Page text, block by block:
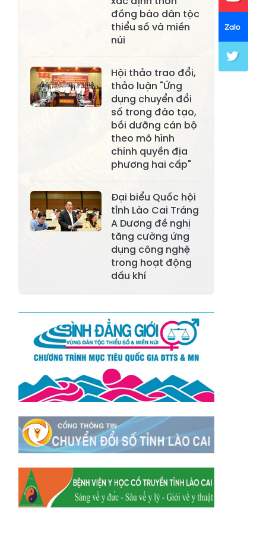
Xã Cảm Nhân
Xã Yên Bình
Xã Bảo Ái
Xã Trấn Yên
Xã Hưng
Khánh
Xã Việt Hồng
Xã Cốc San
Xã Xuân
Quang
Xã Bảo Thắng
Xã Tằng Loỏng
Xã Gia Phú
Xã Dền Sáng
Xã Trịnh Tường
Xã Nậm Chày
Xã Bản Xèo
Xã Bát Xát
Xã Võ Lao
Xã Khánh Yên
Xã Văn Bàn
Xã Dương Quỳ
Xã Chiềng Ken
Xã Minh Lương
Xã Nậm Chảy
Xã Bảo Yên
Xã Nghĩa Đô
Xã Thượng Hà
Xã Xuân Hòa
Xã Phúc Khánh
đồng bào dân tộc
thiểu số và miền
núi
Hội thảo trao đổi,
thảo luận "Ứng
dụng chuyển đổi
số trong đào tạo,
bồi dưỡng cán bộ
theo mô hình
chính quyền địa
phương hai cấp"
Đại biểu Quốc hội
tỉnh Lào Cai Tráng
A Dương đề nghị
tăng cường ứng
dụng công nghệ
trong hoạt động
dầu khí